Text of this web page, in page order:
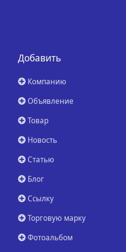
Добавить
Компанию
Объявление
Товар
Новость
Статью
Блог
Ссылку
Торговую марку
Фотоальбом